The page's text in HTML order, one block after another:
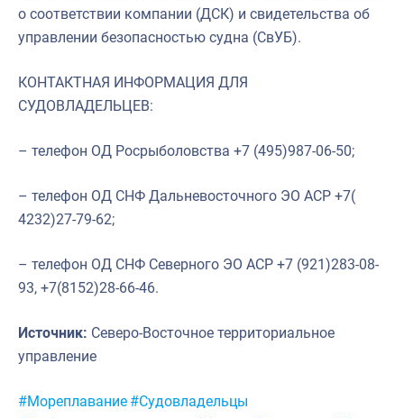
о соответствии компании (ДСК) и свидетельства об
управлении безопасностью судна (СвУБ).
КОНТАКТНАЯ ИНФОРМАЦИЯ ДЛЯ
СУДОВЛАДЕЛЬЦЕВ:
– ​телефон ОД Росрыболовства +7 (495)987-06-50;
– ​телефон ОД СНФ Дальневосточного ЭО АСР +7(
4232)27-79-62;
–​ телефон ОД СНФ Северного ЭО АСР +7 (921)283-08-
93, +7(8152)28-66-46.
Источник: Северо-Восточное территориальное
управление
Метки:
#Мореплавание #Судовладельцы